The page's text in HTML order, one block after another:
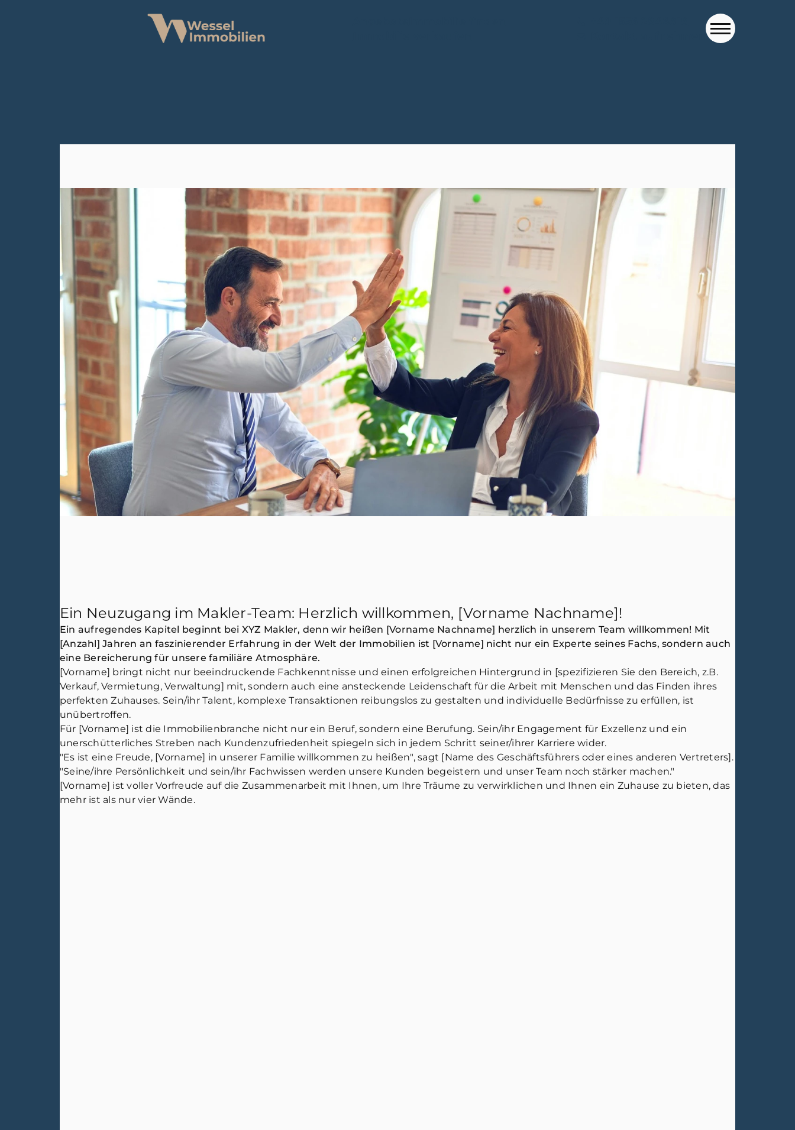
Kontakt aufnehmen
Ein Neuzugang im Makler-Team: Herzlich willkommen, [Vorname Nachname]!
Ein aufregendes Kapitel beginnt bei XYZ Makler, denn wir heißen [Vorname Nachname] herzlich in unserem Team willkommen! Mit
[Anzahl] Jahren an faszinierender Erfahrung in der Welt der Immobilien ist [Vorname] nicht nur ein Experte seines Fachs, sondern auch
eine Bereicherung für unsere familiäre Atmosphäre.
[Vorname] bringt nicht nur beeindruckende Fachkenntnisse und einen erfolgreichen Hintergrund in [spezifizieren Sie den Bereich, z.B.
Verkauf, Vermietung, Verwaltung] mit, sondern auch eine ansteckende Leidenschaft für die Arbeit mit Menschen und das Finden ihres
perfekten Zuhauses. Sein/ihr Talent, komplexe Transaktionen reibungslos zu gestalten und individuelle Bedürfnisse zu erfüllen, ist
unübertroffen.
Für [Vorname] ist die Immobilienbranche nicht nur ein Beruf, sondern eine Berufung. Sein/ihr Engagement für Exzellenz und ein
unerschütterliches Streben nach Kundenzufriedenheit spiegeln sich in jedem Schritt seiner/ihrer Karriere wider.
"Es ist eine Freude, [Vorname] in unserer Familie willkommen zu heißen", sagt [Name des Geschäftsführers oder eines anderen Vertreters].
"Seine/ihre Persönlichkeit und sein/ihr Fachwissen werden unsere Kunden begeistern und unser Team noch stärker machen."
[Vorname] ist voller Vorfreude auf die Zusammenarbeit mit Ihnen, um Ihre Träume zu verwirklichen und Ihnen ein Zuhause zu bieten, das
mehr ist als nur vier Wände.